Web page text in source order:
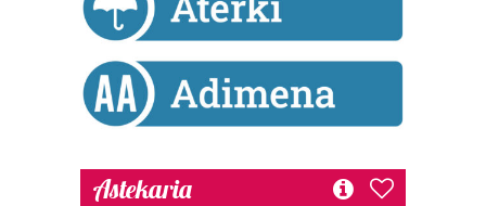
zerbitzuak hobetzeko asmoz, cookie teknologiaz
baliatzen gara. Ohar hau onartuz gero, teknologia hori
erabiltzeko baimen esplizitua ematen diguzu.Gehiago
irakurri
Astekaria